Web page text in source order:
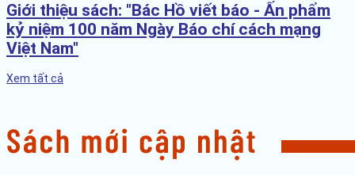
Giới thiệu sách: "Bác Hồ viết báo - Ấn phẩm
kỷ niệm 100 năm Ngày Báo chí cách mạng
Việt Nam"
Xem tất cả